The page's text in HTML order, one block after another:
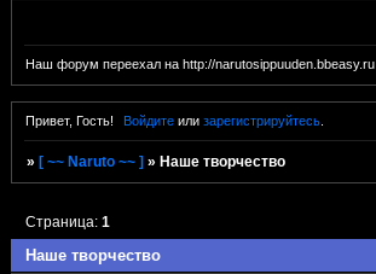
Наш форум переехал на http://narutosippuuden.bbeasy.ru
Привет, Гость! Войдите илизарегистрируйтесь
» [ ~~ Naruto ~~ ] » Наше творчество
Наше творчество
Страница:1